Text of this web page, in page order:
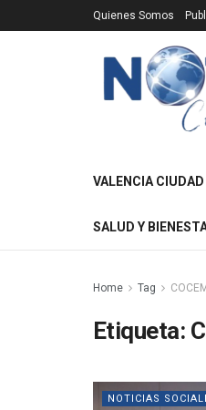
Quienes Somos
VALENCIA CIUDAD
SALUD Y
Home Tag
Etiqueta:
NOTICIAS